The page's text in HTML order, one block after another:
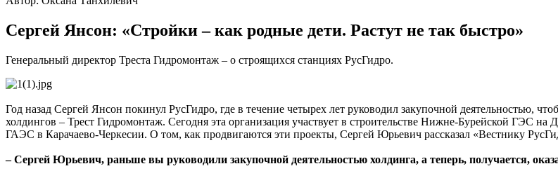
Сергей Янсон: «Стройки – как родные дети. Растут не так быстро»
Генеральный директор Треста Гидромонтаж – о строящихся станциях РусГидро.
Год назад Сергей Янсон покинул РусГидро, где в течение четырех лет руководил закупочной деятельностью,
холдингов – Трест Гидромонтаж. Сегодня эта организация участвует в строительстве Нижне-Бурейской ГЭС
ГАЭС в Карачаево-Черкесии. О том, как продвигаются эти проекты, Сергей Юрьевич рассказал «Вестнику
– Сергей Юрьевич, раньше вы руководили закупочной деятельностью холдинга, а теперь, получается,